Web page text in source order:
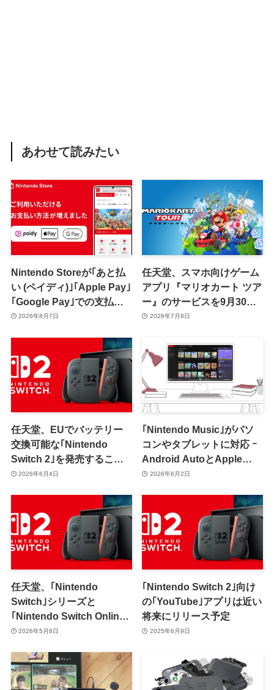
あわせて読みたい
Nintendo Storeが｢あと払
い (ペイディ)｣｢Apple Pay｣
｢Google Pay｣での支払い
に対応
2026年8月7日
任天堂、スマホ向けゲーム
アプリ『マリオカート ツア
ー』のサービスを9月30日
で終了へ
2026年7月8日
任天堂、EUでバッテリー
交換可能な｢Nintendo
Switch 2｣を発売すること
を明らかに
2026年6月4日
｢Nintendo Music｣がパソ
コンやタブレットに対応 ｰ
Android AutoとApple
CarPlayにも対応で車の中
2026年6月2日
任天堂、｢Nintendo
Switch｣シリーズと
｢Nintendo Switch Online｣
を値上げ ｰ ｢Switch 2｣は
2026年5月8日
｢Nintendo Switch 2｣向け
の｢YouTube｣アプリは近い
将来にリリース予定
2025年6月9日